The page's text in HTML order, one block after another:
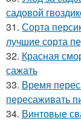
садовой
31. Сорта
лучшие сорта
32. Красная
сажать
33. Время
пересаживать
34. Винтовые